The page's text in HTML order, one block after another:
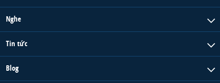
Nghe
Tin tức
Blog